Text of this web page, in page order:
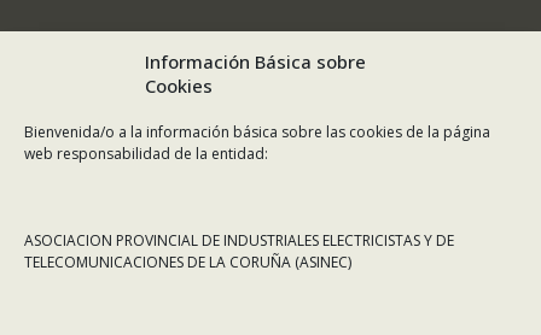
Información Básica sobre
Cookies
Bienvenida/o a la información básica sobre las cookies de la página
web responsabilidad de la entidad:
ASOCIACION PROVINCIAL DE INDUSTRIALES ELECTRICISTAS Y DE
TELECOMUNICACIONES DE LA CORUÑA (ASINEC)